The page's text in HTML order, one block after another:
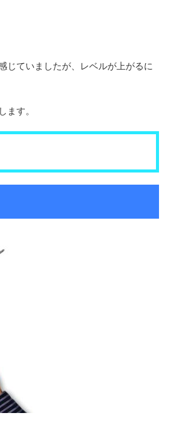
じていましたが、レベルが上がるに
す。